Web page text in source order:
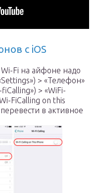
с iOS
Fi на айфоне надо
> «Телефон»
> «WiFi-
FiCalling on this
в активное